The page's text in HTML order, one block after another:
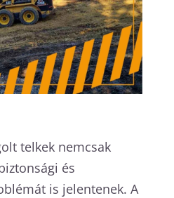
telkek nemcsak
és
is jelentenek. A